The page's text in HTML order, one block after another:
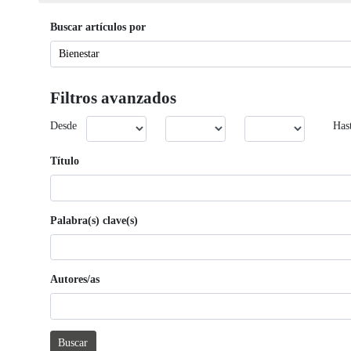
Buscar artículos por
Filtros avanzados
Desde
Título
Palabra(s) clave(s)
Autores/as
Buscar